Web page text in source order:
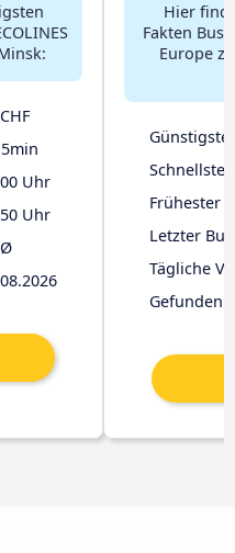
Uhr
Uhr
Hier
Fakten
Europe
Schnellster
Frühester
Letzter Bus
Tägliche
Gefunden